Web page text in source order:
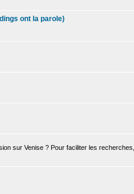
ont la parole)
sur Venise ? Pour faciliter les